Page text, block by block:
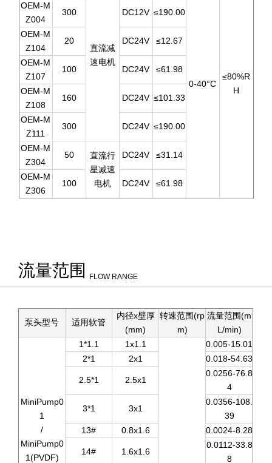
直流减
速电机
0-40°C
≤80%R
H
OEM-M
Z004
300 DC12V ≤190.00
OEM-M
Z104
20 DC24V ≤12.67
OEM-M
Z107
100 DC24V ≤61.98
OEM-M
Z108
160 DC24V ≤101.33
OEM-M
Z111
300 DC24V ≤190.00
OEM-M
Z304
50
直流行
星减速
电机
DC24V ≤31.14
OEM-M
Z306
100 DC24V ≤61.98
流量范围 FLOW RANGE
泵头型号 适用软管
内径x壁厚
(mm)
转速范围(rp
m)
流量范围(m
L/min)
MiniPump0
1
/
MiniPump0
1(PVDF)
1*1.1 1x1.1
0.005-15.01
2*1
2x1 0.018-54.63
2.5*1 2.5x1
0.0256-76.8
4
3*1 3x1
0.0356-108.
39
13#
0.8x1.6 0.0024-8.28
14# 1.6x1.6
0.0112-33.8
8